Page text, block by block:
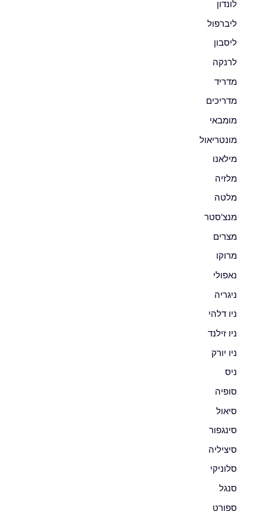
לונדון
ליברפול
ליסבון
לרנקה
מדריד
מדריכים
מומבאי
מונטריאול
מילאנו
מלזיה
מלטה
מנצ'סטר
מצרים
מרוקו
נאפולי
ניגריה
ניו דלהי
ניו זילנד
ניו יורק
ניס
סופיה
סיאול
סינגפור
סיציליה
סלוניקי
סנגל
ספורט